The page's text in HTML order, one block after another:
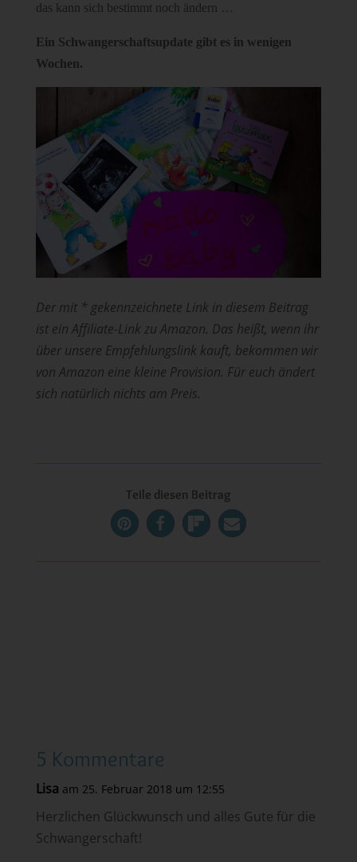
das kann sich bestimmt noch ändern …
Ein Schwangerschaftsupdate gibt es in wenigen
Wochen.
Der mit * gekennzeichnete Link in diesem Beitrag
ist ein Affiliate-Link zu Amazon. Das heißt, wenn ihr
über unsere Empfehlungslink kauft, bekommen wir
von Amazon eine kleine Provision. Für euch ändert
sich natürlich nichts am Preis.
Teile diesen Beitrag
5 Kommentare
Lisa am 25. Februar 2018 um 12:55
Herzlichen Glückwunsch und alles Gute für die
Schwangerschaft!